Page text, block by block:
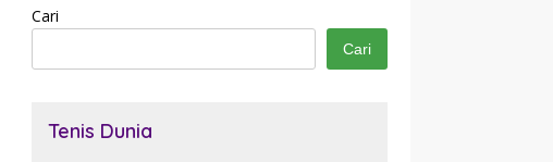
Cari
Cari
Tenis Dunia